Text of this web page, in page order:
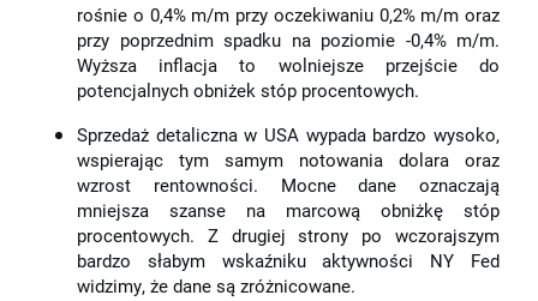
rośnie o 0,4% m/m przy oczekiwaniu 0,2% m/m oraz
przy poprzednim spadku na poziomie -0,4% m/m.
Wyższa inflacja to wolniejsze przejście do
potencjalnych obniżek stóp procentowych.
Sprzedaż detaliczna w USA wypada bardzo wysoko,
wspierając tym samym notowania dolara oraz
wzrost rentowności. Mocne dane oznaczają
mniejsza szanse na marcową obniżkę stóp
procentowych. Z drugiej strony po wczorajszym
bardzo słabym wskaźniku aktywności NY Fed
widzimy, że dane są zróżnicowane.